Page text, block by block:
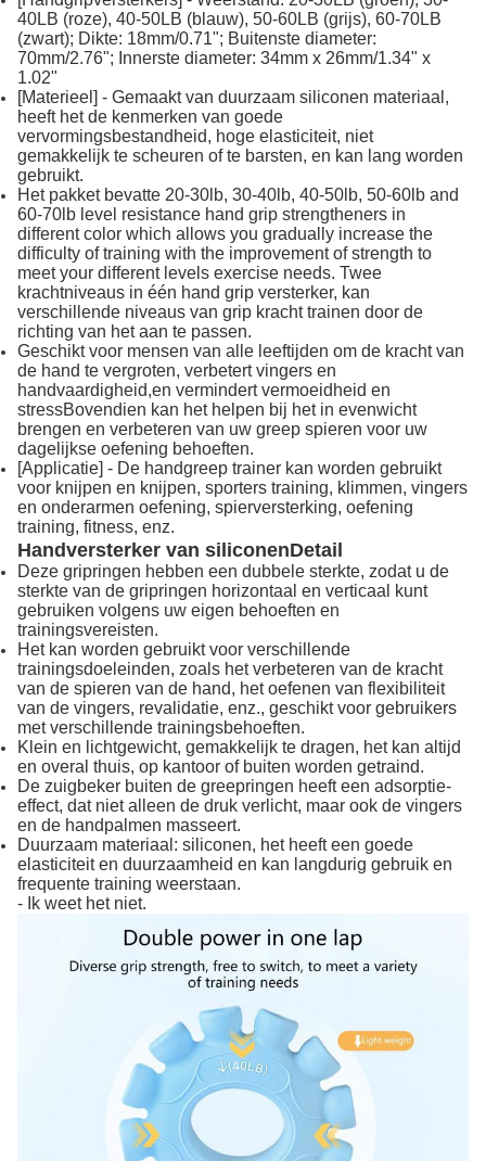
40LB (roze), 40-50LB (blauw), 50-60LB (grijs), 60-70LB
(zwart); Dikte: 18mm/0.71"; Buitenste diameter:
70mm/2.76"; Innerste diameter: 34mm x 26mm/1.34" x
1.02"
[Materieel] - Gemaakt van duurzaam siliconen materiaal,
heeft het de kenmerken van goede
vervormingsbestandheid, hoge elasticiteit, niet
gemakkelijk te scheuren of te barsten, en kan lang worden
gebruikt.
Het pakket bevatte 20-30lb, 30-40lb, 40-50lb, 50-60lb and
60-70lb level resistance hand grip strengtheners in
different color which allows you gradually increase the
difficulty of training with the improvement of strength to
meet your different levels exercise needs. Twee
krachtniveaus in één hand grip versterker, kan
verschillende niveaus van grip kracht trainen door de
richting van het aan te passen.
Geschikt voor mensen van alle leeftijden om de kracht van
de hand te vergroten, verbetert vingers en
handvaardigheid,en vermindert vermoeidheid en
stressBovendien kan het helpen bij het in evenwicht
brengen en verbeteren van uw greep spieren voor uw
dagelijkse oefening behoeften.
[Applicatie] - De handgreep trainer kan worden gebruikt
voor knijpen en knijpen, sporters training, klimmen, vingers
en onderarmen oefening, spierversterking, oefening
training, fitness, enz.
Handversterker van siliconenDetail
Deze gripringen hebben een dubbele sterkte, zodat u de
sterkte van de gripringen horizontaal en verticaal kunt
gebruiken volgens uw eigen behoeften en
trainingsvereisten.
Het kan worden gebruikt voor verschillende
trainingsdoeleinden, zoals het verbeteren van de kracht
van de spieren van de hand, het oefenen van flexibiliteit
van de vingers, revalidatie, enz., geschikt voor gebruikers
met verschillende trainingsbehoeften.
Klein en lichtgewicht, gemakkelijk te dragen, het kan altijd
en overal thuis, op kantoor of buiten worden getraind.
De zuigbeker buiten de greepringen heeft een adsorptie-
effect, dat niet alleen de druk verlicht, maar ook de vingers
en de handpalmen masseert.
Duurzaam materiaal: siliconen, het heeft een goede
elasticiteit en duurzaamheid en kan langdurig gebruik en
frequente training weerstaan.
- Ik weet het niet.